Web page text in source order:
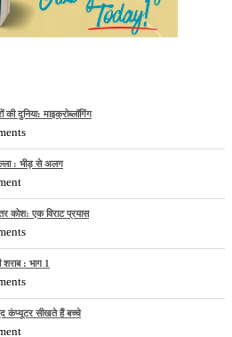
की दुनिया: माइक्रोब्लॉगिंग
: भीड़ से अलग
कोश: एक विराट प्रयास
शराब : भाग 1
कंप्यूटर सीखते हैं बच्चे